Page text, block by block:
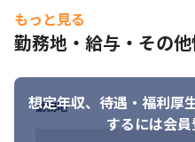
- 製品戦略やリリースに関わる
３．メンバーの育成
および行動面のバックアップと
・行動指針「ラクスリーダーシ
と組織の成長を大切にできる方
牽引し、もう一段上のキャリア
もっと見る
勤務地・給与・その
想定年収、待遇・福利厚生
するには会
勤務地